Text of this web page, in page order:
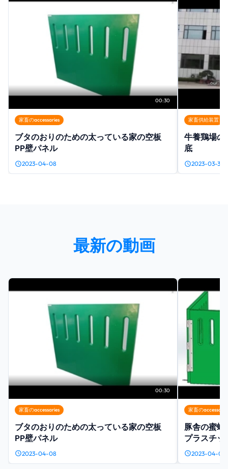
00:30
家畜のaccessaries
ブタのおりのための太っている家の空板
PP壁パネル
2023-04-08
家畜供給装置
牛養鶏場の
底
2023-03-30
最新の動画
00:30
家畜のaccessaries
ブタのおりのための太っている家の空板
PP壁パネル
2023-04-08
家畜の
豚舎の蜜蜂
プラスチッ
2023-04-08